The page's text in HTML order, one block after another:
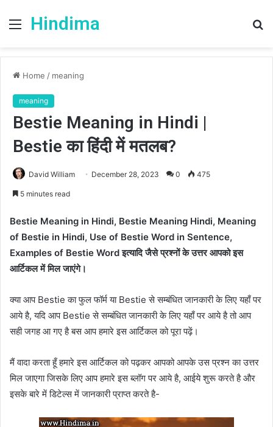
Menu
Hindima
Home / meaning
meaning
Bestie Meaning in Hindi |
Bestie का हिंदी में मतलब?
David William December 28, 2023 0 475
5 minutes read
Bestie Meaning in Hindi, Bestie Meaning Hindi, Meaning
of Bestie in Hindi, Use of Bestie Word in Sentence,
Examples of Bestie Word इत्यादि जैसे प्रश्नों के उत्तर आपको इस
आर्टिकल में मिल जाएंगे।
क्या आप Bestie का फुल फॉर्म या Bestie से सम्बंधित जानकारी के लिए यहाँ पर
आये है, यदि आप Bestie से सम्बंधित जानकारी के लिए यहाँ पर आये है तो आप
सही जगह आ गए है बस आप हमारे इस आर्टिकल को पूरा पढ़ें।
मैं वादा करता हूँ हमारे इस आर्टिकल को पढ़कर आपको आपके उस प्रश्न का उत्तर
मिल जाएगा जिसके लिए आप हमारे इस ब्लॉग पर आये है, आईये शुरू करते है और
इसके बारे में डिटेल्स में जानकारी प्राप्त करते है-